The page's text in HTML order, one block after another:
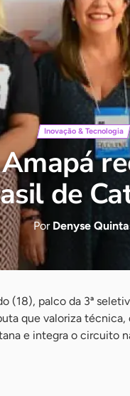
Inovação & Tecnologia
de
Por Denyse
(18), palco da 3ª
que valoriza
e integra o circuito